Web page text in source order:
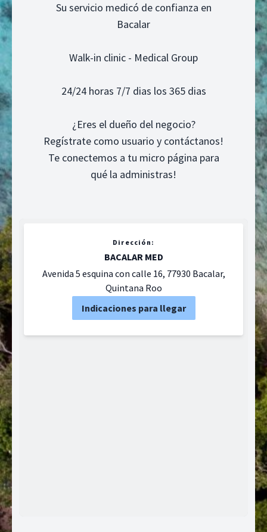
Su servicio medicó de confianza en
Bacalar
Walk-in clinic - Medical Group
24/24 horas 7/7 dias los 365 dias
¿Eres el dueño del negocio?
Regístrate como usuario y contáctanos!
Te conectemos a tu micro página para
qué la administras!
Dirección:
BACALAR MED
Avenida 5 esquina con calle 16, 77930 Bacalar,
Quintana Roo
Indicaciones para llegar